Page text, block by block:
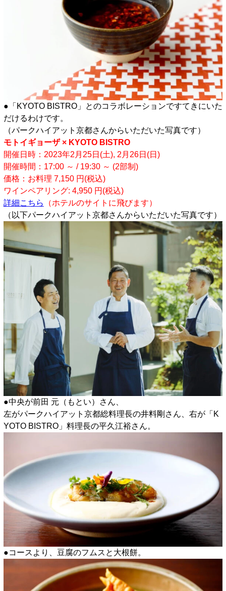
●「KYOTO BISTRO」とのコラボレーションですてきにいた
だけるわけです。
（パークハイアット京都さんからいただいた写真です）
モトイギョーザ × KYOTO BISTRO
開催日時：2023年2月25日(土), 2月26日(日)
開催時間：17:00 ～ / 19:30 ～ (2部制)
価格：お料理 7,150 円(税込)
ワインペアリング: 4,950 円(税込)
詳細こちら
（ホテルのサイトに飛びます）
（以下パークハイアット京都さんからいただいた写真です）
●中央が前田 元（もとい）さん、
左がパークハイアット京都総料理長の井料剛さん、右が「K
YOTO BISTRO」料理長の平久江裕さん。
●コースより、豆腐のフムスと大根餅。